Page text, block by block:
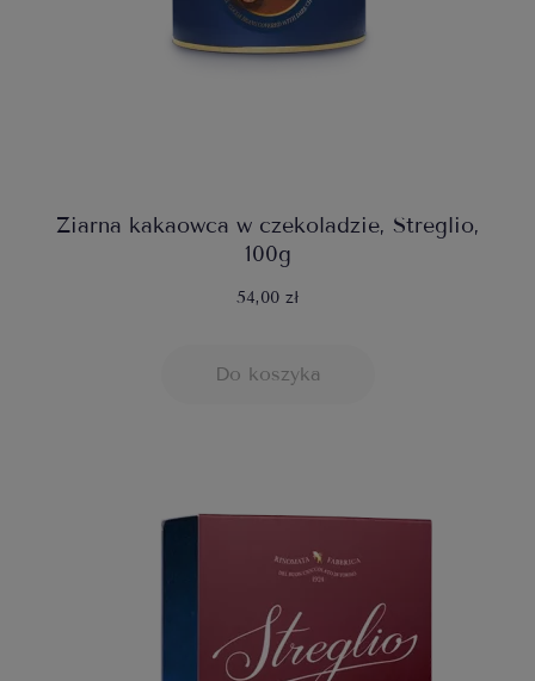
Ziarna kakaowca w czekoladzie, Streglio,
100g
54,00 zł
Do koszyka